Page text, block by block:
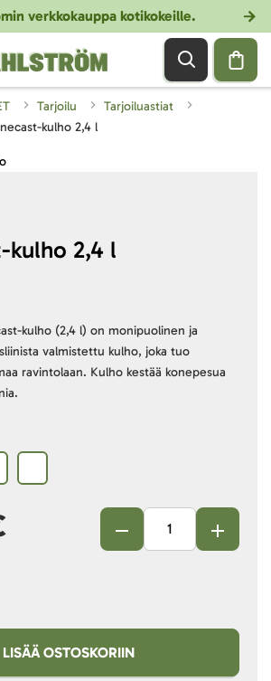
verkkokauppa kotikokeille.
Tarjoilu
Tarjoiluastiat
kulho 2,4 l
kulho 2,4 l
kulho (2,4 l) on monipuolinen ja
valmistettu kulho, joka tuo
ravintolaan. Kulho kestää konepesua
LISÄÄ OSTOSKORIIN